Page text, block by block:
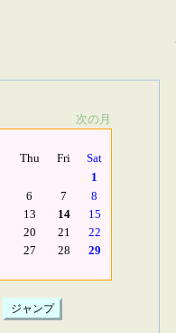
次の月
Thu Fri
Sat
1
6 7
8
13 14
15
20 21
22
27 28
29